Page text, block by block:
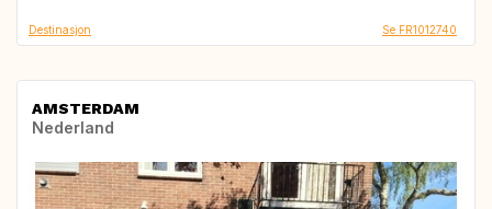
Destinasjon Se FR1012740
AMSTERDAM
Nederland